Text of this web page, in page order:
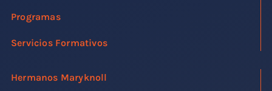
Programas
Servicios Formativos
Hermanos Maryknoll